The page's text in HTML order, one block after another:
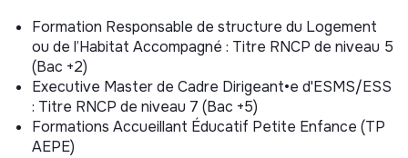
Formation Responsable de structure du Logement
ou de l’Habitat Accompagné : Titre RNCP de niveau 5
(Bac +2)
Executive Master de Cadre Dirigeant•e d'ESMS/ESS
: Titre RNCP de niveau 7 (Bac +5)
Formations Accueillant Éducatif Petite Enfance (TP
AEPE)